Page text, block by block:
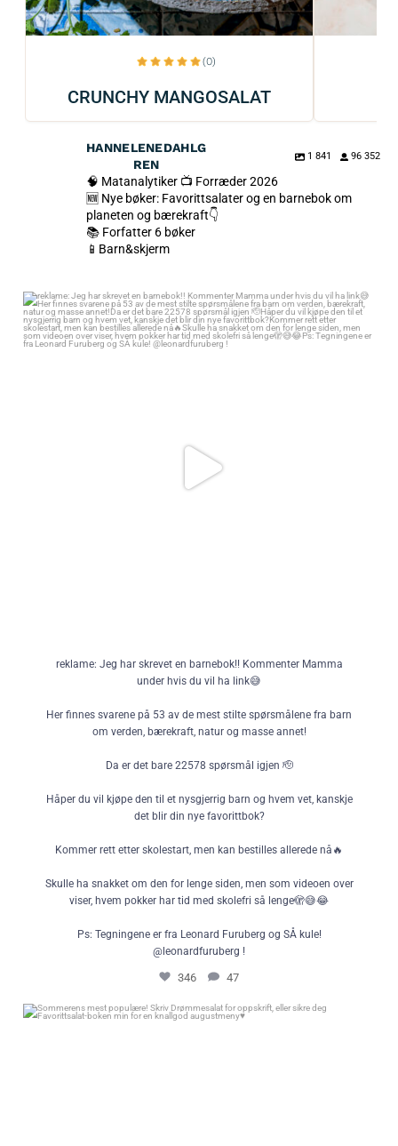
(0)
CRUNCHY MANGOSALAT
HANNELENEDAHLG
REN
1 841 96 352
🧠 Matanalytiker 📺 Forræder 2026
🆕 Nye bøker: Favorittsalater og en barnebok om
planeten og bærekraft👇
📚 Forfatter 6 bøker
📱Barn&skjerm
reklame: Jeg har skrevet en barnebok!! Kommenter Mamma under hvis
du vil ha link😅
Her finnes svarene på 53 av de mest stilte spørsmålene fra barn om
verden, bærekraft, natur og masse annet!
Skulle ha snakket om den for lenge siden, men som videoen over viser,
hvem pokker har tid med skolefri så lenge🫣😅😂
Ps: Tegningene er fra Leonard Furuberg og SÅ kule! @leonardfuruberg !
reklame: Jeg har skrevet en barnebok!! Kommenter Mamma
under hvis du vil ha link😅
Her finnes svarene på 53 av de mest stilte spørsmålene fra barn
om verden, bærekraft, natur og masse annet!
Da er det bare 22578 spørsmål igjen 🫡
Håper du vil kjøpe den til et nysgjerrig barn og hvem vet, kanskje
det blir din nye favorittbok?
Kommer rett etter skolestart, men kan bestilles allerede nå🔥
Skulle ha snakket om den for lenge siden, men som videoen over
viser, hvem pokker har tid med skolefri så lenge🫣😅😂
Ps: Tegningene er fra Leonard Furuberg og SÅ kule!
@leonardfuruberg !
346 47
Sommerens mest populære! Skriv Drømmesalat for oppskrift, eller sikre
deg Favorittsalat-boken min for en knallgod augustmeny♥️